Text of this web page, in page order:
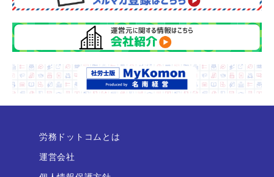
労務ドットコムとは
運営会社